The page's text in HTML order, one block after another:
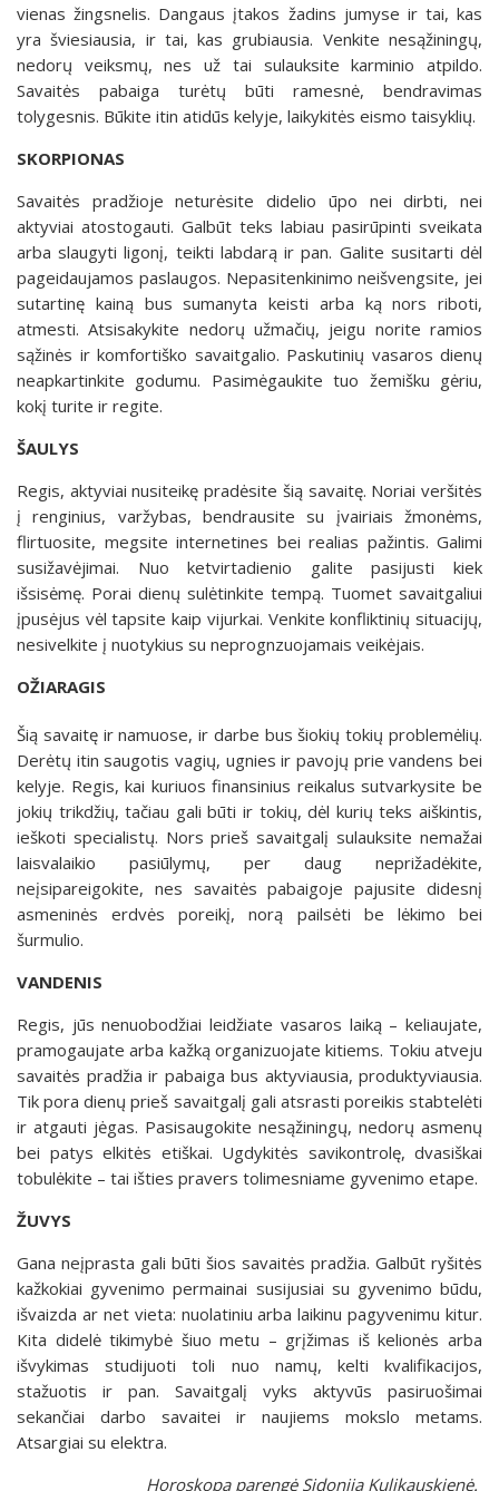
vienas žingsnelis. Dangaus įtakos žadins jumyse ir tai, kas
yra šviesiausia, ir tai, kas grubiausia. Venkite nesąžiningų,
nedorų veiksmų, nes už tai sulauksite karminio atpildo.
Savaitės pabaiga turėtų būti ramesnė, bendravimas
tolygesnis. Būkite itin atidūs kelyje, laikykitės eismo taisyklių.
SKORPIONAS
Savaitės pradžioje neturėsite didelio ūpo nei dirbti, nei
aktyviai atostogauti. Galbūt teks labiau pasirūpinti sveikata
arba slaugyti ligonį, teikti labdarą ir pan. Galite susitarti dėl
pageidaujamos paslaugos. Nepasitenkinimo neišvengsite, jei
sutartinę kainą bus sumanyta keisti arba ką nors riboti,
atmesti. Atsisakykite nedorų užmačių, jeigu norite ramios
sąžinės ir komfortiško savaitgalio. Paskutinių vasaros dienų
neapkartinkite godumu. Pasimėgaukite tuo žemišku gėriu,
kokį turite ir regite.
ŠAULYS
Regis, aktyviai nusiteikę pradėsite šią savaitę. Noriai veršitės
į renginius, varžybas, bendrausite su įvairiais žmonėms,
flirtuosite, megsite internetines bei realias pažintis. Galimi
susižavėjimai. Nuo ketvirtadienio galite pasijusti kiek
išsisėmę. Porai dienų sulėtinkite tempą. Tuomet savaitgaliui
įpusėjus vėl tapsite kaip vijurkai. Venkite konfliktinių situacijų,
nesivelkite į nuotykius su neprognzuojamais veikėjais.
OŽIARAGIS
Šią savaitę ir namuose, ir darbe bus šiokių tokių problemėlių.
Derėtų itin saugotis vagių, ugnies ir pavojų prie vandens bei
kelyje. Regis, kai kuriuos finansinius reikalus sutvarkysite be
jokių trikdžių, tačiau gali būti ir tokių, dėl kurių teks aiškintis,
ieškoti specialistų. Nors prieš savaitgalį sulauksite nemažai
laisvalaikio pasiūlymų, per daug neprižadėkite,
neįsipareigokite, nes savaitės pabaigoje pajusite didesnį
asmeninės erdvės poreikį, norą pailsėti be lėkimo bei
šurmulio.
VANDENIS
Regis, jūs nenuobodžiai leidžiate vasaros laiką – keliaujate,
pramogaujate arba kažką organizuojate kitiems. Tokiu atveju
savaitės pradžia ir pabaiga bus aktyviausia, produktyviausia.
Tik pora dienų prieš savaitgalį gali atsrasti poreikis stabtelėti
ir atgauti jėgas. Pasisaugokite nesąžiningų, nedorų asmenų
bei patys elkitės etiškai. Ugdykitės savikontrolę, dvasiškai
tobulėkite – tai išties pravers tolimesniame gyvenimo etape.
ŽUVYS
Gana neįprasta gali būti šios savaitės pradžia. Galbūt ryšitės
kažkokiai gyvenimo permainai susijusiai su gyvenimo būdu,
išvaizda ar net vieta: nuolatiniu arba laikinu pagyvenimu kitur.
Kita didelė tikimybė šiuo metu – grįžimas iš kelionės arba
išvykimas studijuoti toli nuo namų, kelti kvalifikacijos,
stažuotis ir pan. Savaitgalį vyks aktyvūs pasiruošimai
sekančiai darbo savaitei ir naujiems mokslo metams.
Atsargiai su elektra.
Horoskopą parengė Sidonija Kulikauskienė.